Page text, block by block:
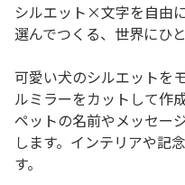
シルエット×文字を自由
選んでつくる、世界にひ
可愛い犬のシルエットを
ルミラーをカットして作
ペットの名前やメッセー
します。インテリアや記
す。